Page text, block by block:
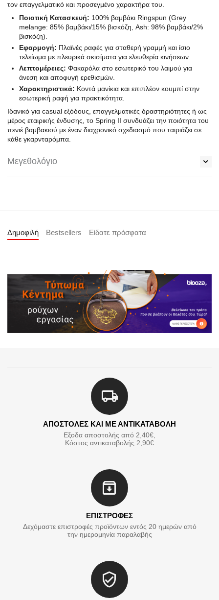
τον επαγγελματικό και προσεγμένο χαρακτήρα του.
Ποιοτική Κατασκευή: 100% βαμβάκι Ringspun (Grey
melange: 85% βαμβάκι/15% βισκόζη, Ash: 98% βαμβάκι/2%
βισκόζη).
Εφαρμογή: Πλαϊνές ραφές για σταθερή γραμμή και ίσιο
τελείωμα με πλευρικά σκισίματα για ελευθερία κινήσεων.
Λεπτομέρειες: Φακαρόλα στο εσωτερικό του λαιμού για
άνεση και αποφυγή ερεθισμών.
Χαρακτηριστικά: Κοντά μανίκια και επιπλέον κουμπί στην
εσωτερική ραφή για πρακτικότητα.
Ιδανικό για casual εξόδους, επαγγελματικές δραστηριότητες ή ως
μέρος εταιρικής ένδυσης, το Spring II συνδυάζει την ποιότητα του
πενιέ βαμβακιού με έναν διαχρονικό σχεδιασμό που ταιριάζει σε
κάθε γκαρνταρόμπα.
Μεγεθολόγιο
Δημοφιλή Bestsellers Είδατε πρόσφατα
ΑΠΟΣΤΟΛΕΣ ΚΑΙ ΜΕ ΑΝΤΙΚΑΤΑΒΟΛΗ
Εξοδα αποστολής από 2,40€,
Κόστος αντικαταβολής 2,90€
ΕΠΙΣΤΡΟΦΕΣ
Δεχόμαστε επιστροφές προϊόντων εντός 20 ημερών από
την ημερομηνία παραλαβής